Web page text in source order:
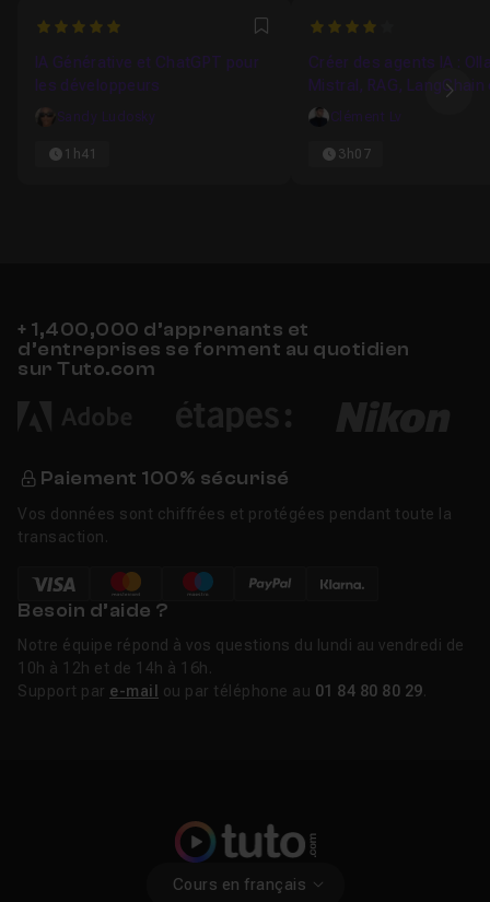
5 Favori
IA Générative et ChatGPT pour
les développeurs
Sandy Ludosky
1h41
4
Créer des agents IA :
Mistral, RAG, LangChain
PythonClément Lv
3h07
+ 1,400,000 d’apprenants et
d’entreprises se forment au quotidien
sur Tuto.com
Paiement 100% sécurisé
Vos données sont chiffrées et protégées pendant toute la
transaction.
Besoin d’aide ?
Notre équipe répond à vos questions du lundi au vendredi de
10h à 12h et de 14h à 16h.
Support par e-mail ou par téléphone au 01 84 80 80 29
Cours en français